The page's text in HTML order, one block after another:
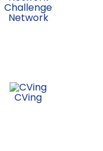
Challenge
Network
CVing